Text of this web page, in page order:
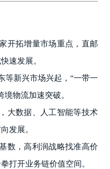
开拓增量市场重点，直邮
速发展。
等新兴市场兴起，“一带一
物流加速突破。
大数据、人工智能等技术
发展。
数，高利润战略找准高价
打开业务链价值空间。